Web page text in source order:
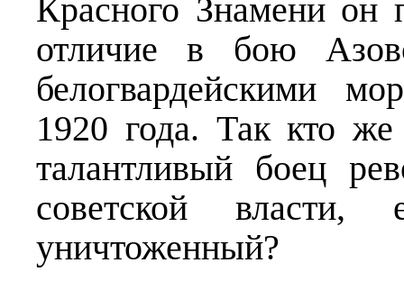
Красного Знамени он
отличие в бою
белогвардейскими
1920 года. Так кто
талантливый боец
советской
уничтоженный?